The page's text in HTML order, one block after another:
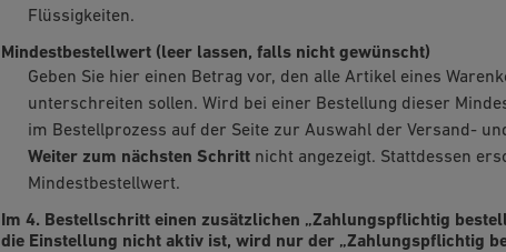
Flüssigkeiten.
Mindestbestellwert (leer lassen, falls nicht gewünscht)
Geben Sie hier einen Betrag vor, den alle Artikel eines
unterschreiten sollen. Wird bei einer Bestellung dieser
im Bestellprozess auf der Seite zur Auswahl der Versand-
Weiter zum nächsten Schrittnicht angezeigt. Stattdessen
Mindestbestellwert.
Im 4. Bestellschritt einen zusätzlichen „Zahlungspflichtig
die Einstellung nicht aktiv ist, wird nur der „Zahlungspflichtig